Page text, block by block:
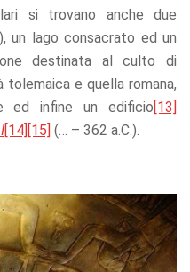
si trovano anche due
un lago consacrato ed un
destinata al culto di
e quella romana,
ed infine un edificio[13]
[14] [15] (… – 362 a.C.).